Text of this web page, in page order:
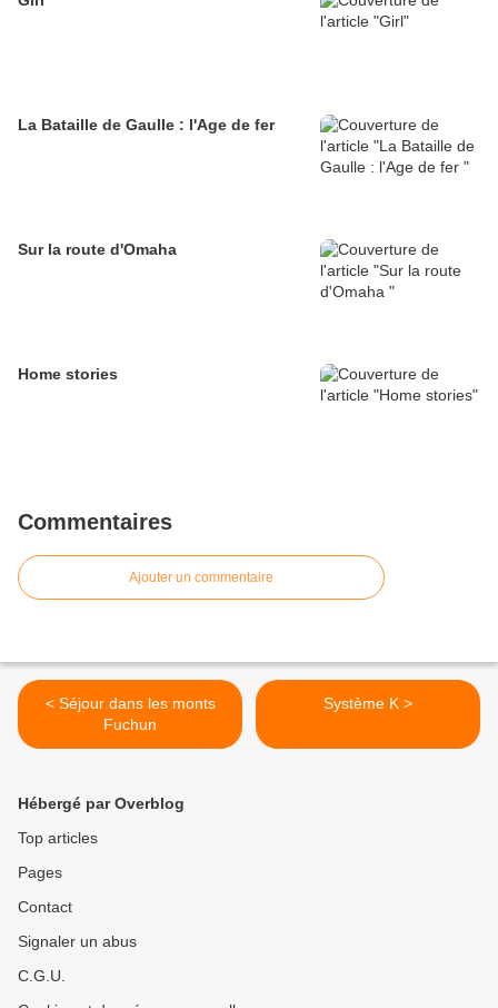
La Bataille de Gaulle : l'Age de fer
Sur la route d'Omaha
Home stories
Commentaires
Ajouter un commentaire
< Séjour dans les monts
Fuchun
Système K >
Hébergé par Overblog
Top articles
Pages
Contact
Signaler un abus
C.G.U.